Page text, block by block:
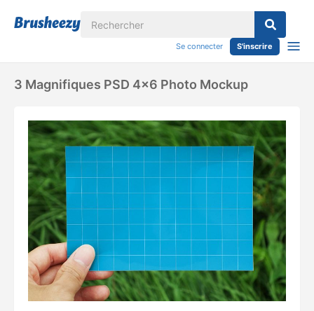
Se connecter S'inscrire
3 Magnifiques PSD 4x6 Photo Mockup